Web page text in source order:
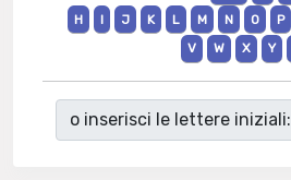
H
I J K L M N O P
V
W X Y
o inserisci le lettere iniziali: